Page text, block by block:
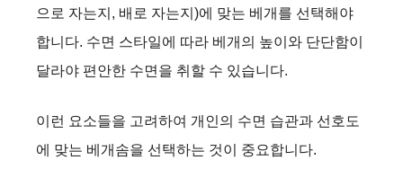
으로 자는지, 배로 자는지)에 맞는 베개를 선택해야
합니다. 수면 스타일에 따라 베개의 높이와 단단함이
달라야 편안한 수면을 취할 수 있습니다.
이런 요소들을 고려하여 개인의 수면 습관과 선호도
에 맞는 베개솜을 선택하는 것이 중요합니다.